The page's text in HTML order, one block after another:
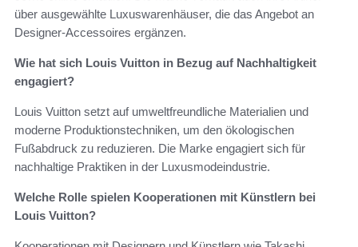
über ausgewählte Luxuswarenhäuser, die das Angebot an
Designer-Accessoires ergänzen.
Wie hat sich Louis Vuitton in Bezug auf Nachhaltigkeit
engagiert?
Louis Vuitton setzt auf umweltfreundliche Materialien und
moderne Produktionstechniken, um den ökologischen
Fußabdruck zu reduzieren. Die Marke engagiert sich für
nachhaltige Praktiken in der Luxusmodeindustrie.
Welche Rolle spielen Kooperationen mit Künstlern bei
Louis Vuitton?